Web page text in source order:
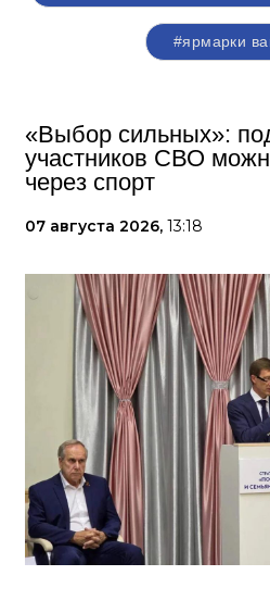
#ярмарки
«Выбор сильных»:
участников СВО
через спорт
07 августа 2026, 13:18